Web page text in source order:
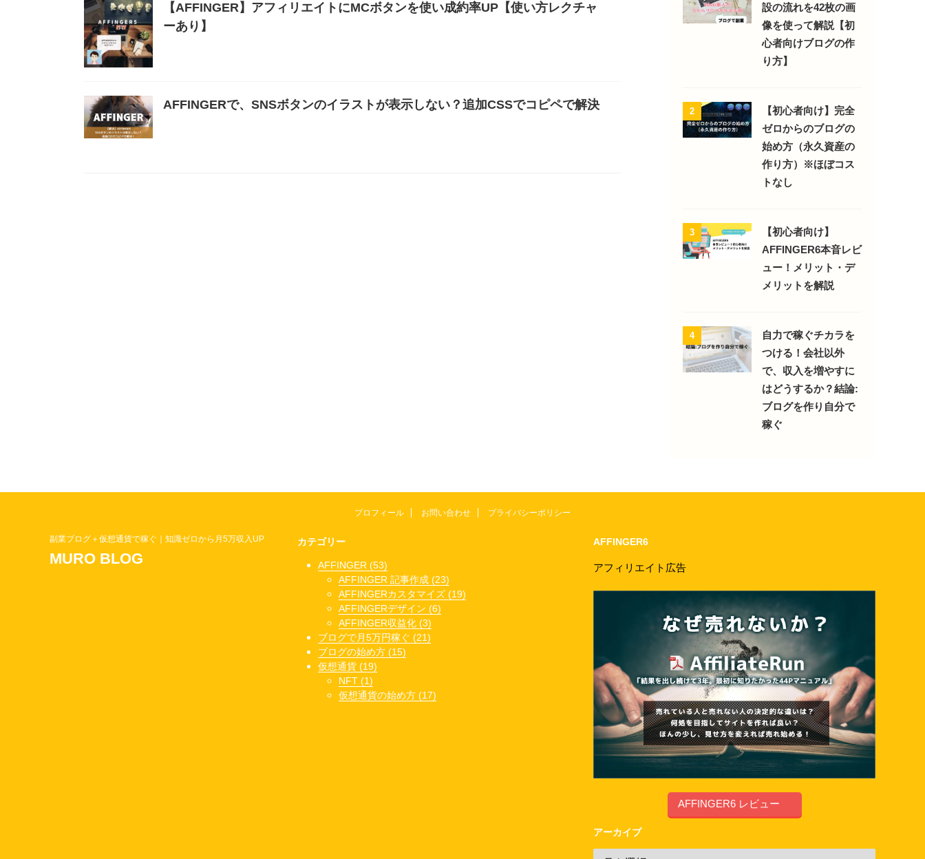
【AFFINGER】アフィリエイトにMCボタンを使い成約率UP【使い方レクチャ
ーあり】
AFFINGERで、SNSボタンのイラストが表示しない？追加CSSでコピペで解決
設の流れを42枚の画
像を使って解説【初
心者向けブログの作
り方】
2
【初心者向け】完全
ゼロからのブログの
始め方（永久資産の
作り方）※ほぼコス
トなし
3
【初心者向け】
AFFINGER6本音レビ
ュー！メリット・デ
メリットを解説
4
自力で稼ぐチカラを
つける！会社以外
で、収入を増やすに
はどうするか？結論:
ブログを作り自分で
稼ぐ
プロフィール お問い合わせ プライバシーポリシー
カテゴリー
AFFINGER (53)
AFFINGER 記事作成 (23)
AFFINGERカスタマイズ (19)
AFFINGERデザイン (6)
AFFINGER収益化 (3)
ブログで月5万円稼ぐ (21)
ブログの始め方 (15)
仮想通貨 (19)
NFT (1)
仮想通貨の始め方 (17)
AFFINGER6
アフィリエイト広告
AFFINGER6 レビュー
アーカイブ
副業ブログ＋仮想通貨で稼ぐ｜知識ゼロから月5万収入UP
MURO BLOG